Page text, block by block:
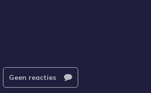
Geen reacties